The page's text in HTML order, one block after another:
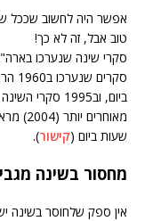
אפשר היה לחשוב שככל
טוב אבל, זה לא כך!
סקרי שינה שנערכו
שעות ביום (קישור).
מחסור בשינה
אין ספק שלחוסר בשינה